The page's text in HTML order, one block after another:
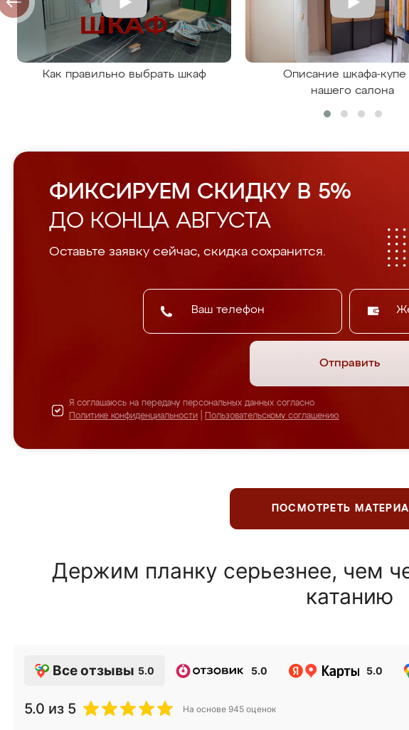
Как правильно выбрать шкаф
Описание шкафа-купе
нашего салона
ФИКСИРУЕМ СКИДКУ В 5%
ДО КОНЦА АВГУСТА
Оставьте заявку сейчас, скидка сохранится.
Отправить
Я соглашаюсь на передачу персональных данных согласно
Политике конфиденциальности
Пользовательскому соглашению
ПОСМОТРЕТЬ
Держим планку серьезнее, чем
катанию
Все отзывы 5.0 5.0 5.0
5.0 из 5 На основе 945 оценок